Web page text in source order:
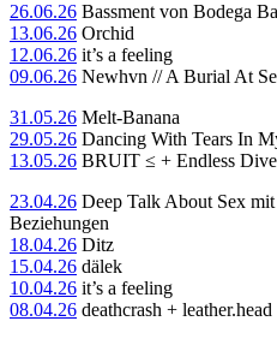
26.06.26 Bassment von Bodega
13.06.26 Orchid
12.06.26 it’s a feeling
09.06.26 Newhvn // A Burial At
31.05.26 Melt-Banana
29.05.26 Dancing With Tears In
13.05.26 BRUIT ≤ + Endless Dive
23.04.26 Deep Talk About Sex
Beziehungen
18.04.26 Ditz
15.04.26 dälek
10.04.26 it’s a feeling
08.04.26 deathcrash + leather.head